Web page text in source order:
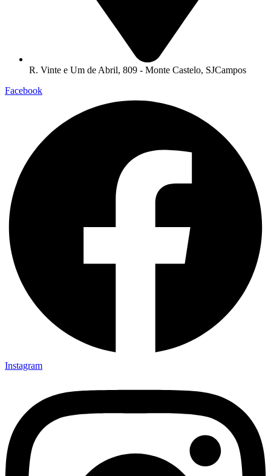
R. Vinte e Um de Abril, 809 - Monte Castelo, SJCampos
Facebook
Instagram